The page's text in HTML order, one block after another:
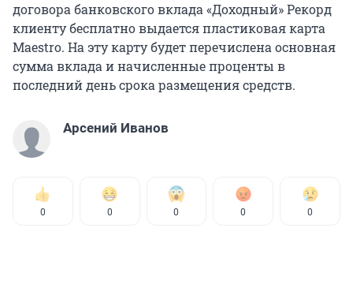
договора банковского вклада «Доходный» Рекорд
клиенту бесплатно выдается пластиковая карта
Maestro. На эту карту будет перечислена основная
сумма вклада и начисленные проценты в
последний день срока размещения средств.
Арсений Иванов
0 0 0 0 0